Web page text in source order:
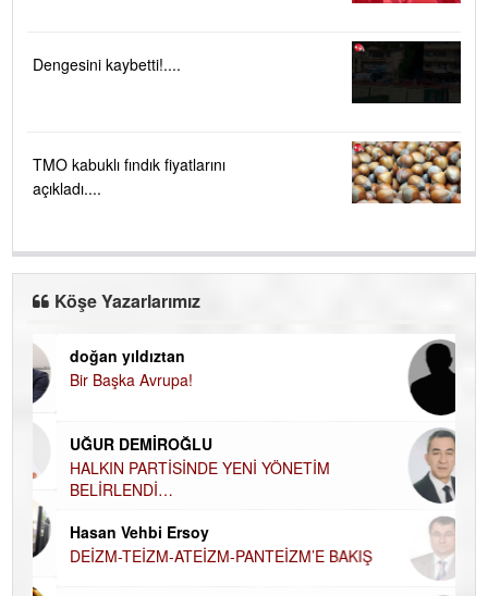
Dengesini kaybetti!....
TMO kabuklı fındık fiyatlarını
açıkladı....
Köşe Yazarlarımız
doğan yıldıztan
Bir Başka Avrupa!
UĞUR DEMİROĞLU
HALKIN PARTİSİNDE YENİ YÖNETİM
BELİRLENDİ…
Hasan Vehbi Ersoy
DEİZM-TEİZM-ATEİZM-PANTEİZM’E BAKIŞ